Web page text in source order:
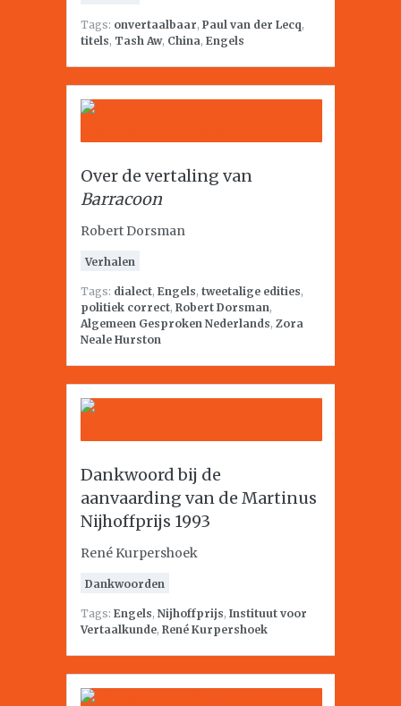
Tags: onvertaalbaar, Paul van der Lecq,
titels, Tash Aw, China, Engels
Over de vertaling van
Barracoon
Robert Dorsman
Verhalen
Tags: dialect, Engels, tweetalige edities,
politiek correct, Robert Dorsman,
Algemeen Gesproken Nederlands, Zora
Neale Hurston
Dankwoord bij de
aanvaarding van de Martinus
Nijhoffprijs 1993
René Kurpershoek
Dankwoorden
Tags: Engels, Nijhoffprijs, Instituut voor
Vertaalkunde, René Kurpershoek